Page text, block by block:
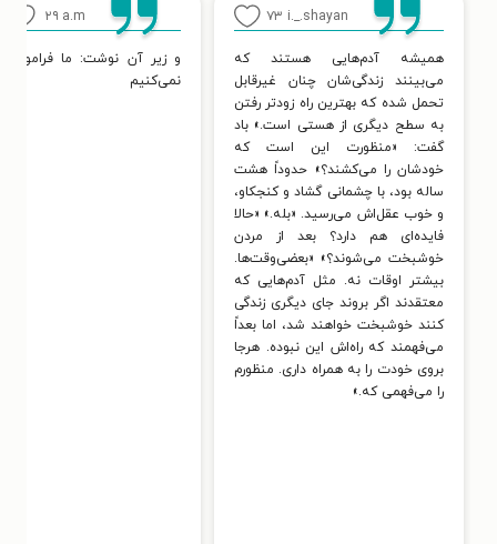
i._.shayan ۷۳
همیشه آدم‌هایی هستند که
می‌بینند زندگی‌شان چنان غیرقابل
تحمل شده که بهترین راه زودتر رفتن
به سطح دیگری از هستی است.» باد
گفت: «منظورت این است که
خودشان را می‌کشند؟» حدوداً هشت
ساله بود، با چشمانی گشاد و کنجکاو،
و خوب عقل‌اش می‌رسید. «بله.» «حالا
فایده‌ای هم دارد؟ بعد از مردن
خوشبخت می‌شوند؟» «بعضی‌وقت‌ها.
بیشتر اوقات نه. مثل آدم‌هایی که
معتقدند اگر بروند جای دیگری زندگی
کنند خوشبخت خواهند شد، اما بعداً
می‌فهمند که راه‌اش این نبوده. هرجا
بروی خودت را به همراه داری. منظورم
را می‌فهمی که.»
a.m ۲۹
و زیر آن نوشت: ما فراموش
نمی‌کنیم